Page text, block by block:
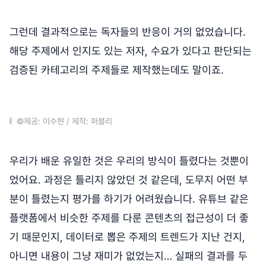
그런데 결과적으로는 독자들의 반응이 거의 없었습니다.
해당 주제에서 인지도 있는 저자, 수요가 있다고 판단되는
검증된 카테고리의 주제들로 제작했는데도 말이죠.
©제공: 이수현 / 제작: 퍼블리
우리가 배운 유일한 것은 우리의 방식이 틀렸다는 것뿐이
었어요. 과정은 틀리지 않았던 것 같은데, 도무지 어떤 부
분이 틀렸는지 평가를 하기가 어려웠습니다. 유튜브 같은
플랫폼에서 비슷한 주제를 다룬 콘텐츠의 접근성이 더 좋
기 때문인지, 데이터로 뽑은 주제의 트렌드가 지난 건지,
아니면 내용이 그냥 재미가 없었는지… 실패의 결과를 두